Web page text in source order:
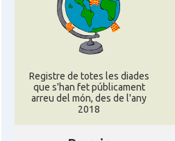
Registre de totes les diades
que s'han fet públicament
arreu del món, des de l'any
2018